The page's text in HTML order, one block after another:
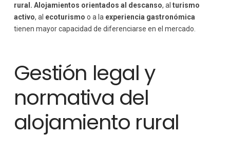
rural. Alojamientos orientados al descanso, al turismo
activo, al ecoturismo o a la experiencia gastronómica
tienen mayor capacidad de diferenciarse en el mercado.
Gestión legal y
normativa del
alojamiento rural